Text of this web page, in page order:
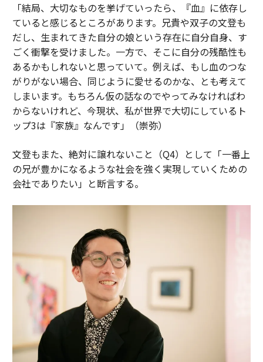
「結局、大切なものを挙げていったら、『血』に依存し
ていると感じるところがあります。兄貴や双子の文登も
だし、生まれてきた自分の娘という存在に自分自身、す
ごく衝撃を受けました。一方で、そこに自分の残酷性も
あるかもしれないと思っていて。例えば、もし血のつな
がりがない場合、同じように愛せるのかな、とも考えて
しまいます。もちろん仮の話なのでやってみなければわ
からないけれど、今現状、私が世界で大切にしているト
ップ3は『家族』なんです」（崇弥）
文登もまた、絶対に譲れないこと（Q4）として「一番上
の兄が豊かになるような社会を強く実現していくための
会社でありたい」と断言する。